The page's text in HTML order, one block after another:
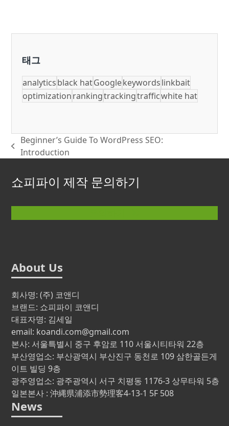
태그
analyticsblack hatGooglekeywordslinkbait
optimizationrankingtrackingtrafficwhite hat
previous
Beginner’s Guide To WordPress SEO:
Introduction
쇼피파이 제작 문의하기
About Us
회사명: (주) 코앤디
브랜드: 쇼피파이 코앤디
대표자명: 김세일
email: koandi.com@gmail.com
본사: 서울특별시 중구 후암로 110 서울시티타워 22층
부산영업소: 부산광역시 부산진구 동천로 109 삼한골든게
이트 빌딩 9층
광주영업소: 광주광역시 서구 치평동 1176-3 상무타워 5층
일본본사 : 沖縄県浦添市勢理客4-13-1 5F 508
News